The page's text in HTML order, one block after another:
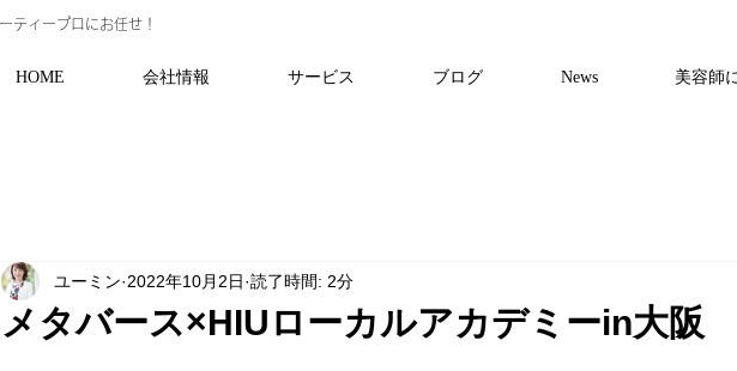
HOME 会社情報 サービス ブログ News 美容師
メタバース×HIUローカルアカデミーin大阪
ユーミン 2022年10月2日 読了時間: 2分